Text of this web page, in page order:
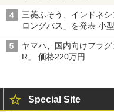
三菱ふそう、インドネ
ロングバス」を発表 小
バス
ヤマハ、国内向けフラ
R」 価格220万円
Special Site